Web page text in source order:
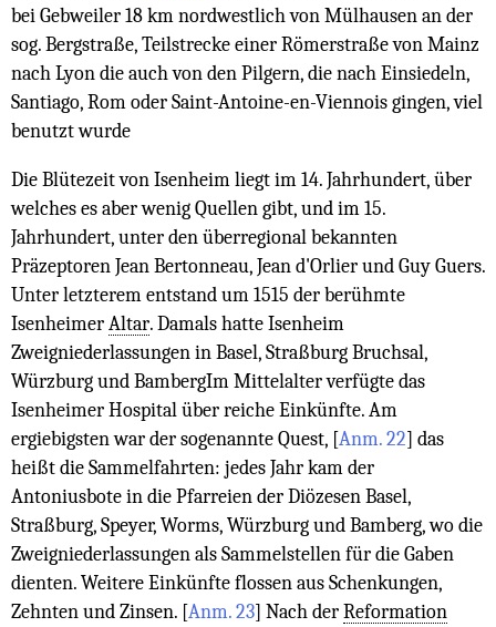
bei Gebweiler 18 km nordwestlich von Mülhausen an der
sog. Bergstraße, Teilstrecke einer Römerstraße von Mainz
nach Lyon die auch von den Pilgern, die nach Einsiedeln,
Santiago, Rom oder Saint-An­toine-en-Viennois gingen, viel
benutzt wurde
Die Blütezeit von Isenheim liegt im 14. Jahrhundert, über
welches es aber wenig Quellen gibt, und im 15.
Jahrhundert, unter den überregional bekannten
Präzeptoren Jean Bertonneau, Jean d'Orlier und Guy Guers.
Unter letzterem entstand um 1515 der berühmte
Isenheimer Altar. Damals hatte Isenheim
Zweigniederlassungen in Basel, Straßburg Bruchsal,
Würzburg und BambergIm Mittelalter verfügte das
Isenheimer Hospital über reiche Einkünfte. Am
ergiebigsten war der sogenannte Quest, [Anm. 22] das
heißt die Sammelfahrten: jedes Jahr kam der
Antoniusbote in die Pfarreien der Diözesen Basel,
Straßburg, Speyer, Worms, Würzburg und Bamberg, wo die
Zweigniederlassungen als Sammelstellen für die Gaben
dienten. Weitere Einkünfte flossen aus Schenkungen,
Zehnten und Zinsen. [Anm. 23] Nach der Reformation